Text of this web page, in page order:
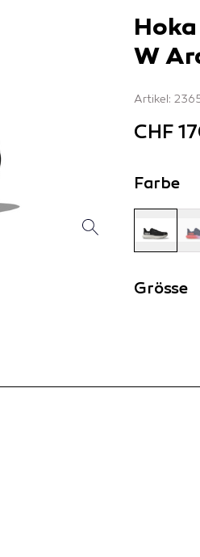
Hoka
W
Artikel:
CHF
Farbe
Grösse